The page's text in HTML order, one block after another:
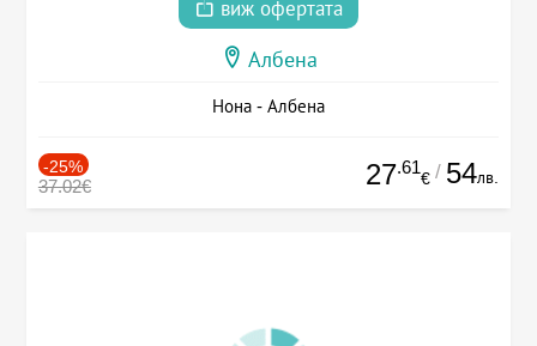
виж офертата
Албена
Нона - Албена
-25%
37.02€ 27.61
€ / 54лв.